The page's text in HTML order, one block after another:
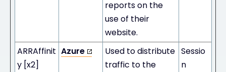
reports on the
use of their
website.
ARRAffinit
y [x2]
Azure
Used to distribute
traffic to the
Sessio
n